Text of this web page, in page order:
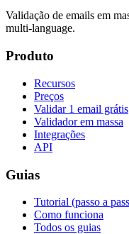
Validação de emails em
multi-language.
Produto
Recursos
Preços
Validar 1 email grátis
Validador em massa
Integrações
API
Guias
Tutorial (passo a
Como funciona
Todos os guias